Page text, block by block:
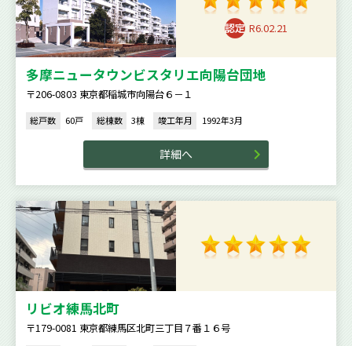
R6.02.21
多摩ニュータウンビスタリエ向陽台団地
〒206-0803 東京都稲城市向陽台６－１
総戸数 60戸 総棟数 3棟 竣工年月 1992年3月
詳細へ
リビオ練馬北町
〒179-0081 東京都練馬区北町三丁目７番１６号